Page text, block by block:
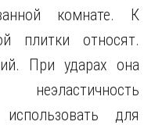
комнате. К
плитки относят.
При ударах она
для